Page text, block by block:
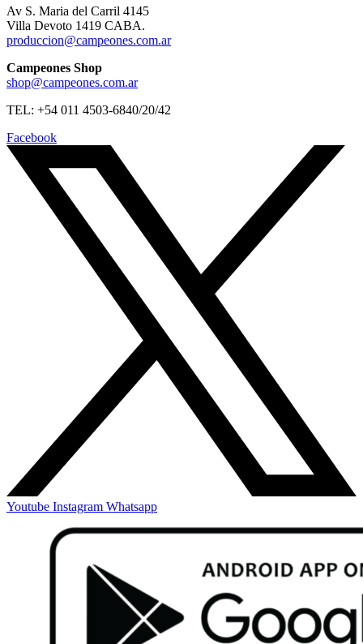
Av S. Maria del Carril 4145
Villa Devoto 1419 CABA.
produccion@campeones.com.ar
Campeones Shop
shop@campeones.com.ar
TEL: +54 011 4503-6840/20/42
Facebook
Youtube Instagram Whatsapp